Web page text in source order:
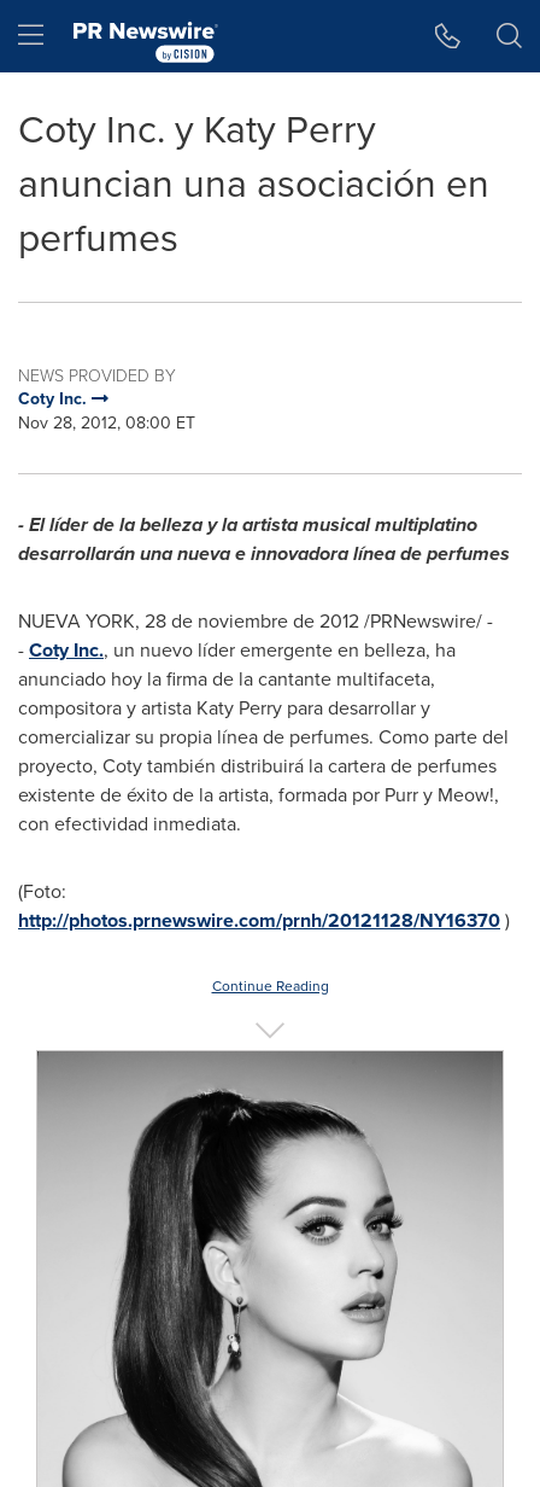
Hamburger menu
Coty Inc. y Katy Perry
anuncian una asociación en
perfumes
NEWS PROVIDED BY
Coty Inc.
Nov 28, 2012, 08:00 ET
- El líder de la belleza y la artista musical multiplatino
desarrollarán una nueva e innovadora línea de perfumes
NUEVA YORK, 28 de noviembre de 2012 /PRNewswire/ -
-Coty Inc., un nuevo líder emergente en belleza, ha
anunciado hoy la firma de la cantante multifaceta,
compositora y artista Katy Perry para desarrollar y
comercializar su propia línea de perfumes. Como parte del
proyecto, Coty también distribuirá la cartera de perfumes
existente de éxito de la artista, formada por Purr y Meow!,
con efectividad inmediata.
(Foto:
http://photos.prnewswire.com/prnh/20121128/NY16370)
Continue Reading